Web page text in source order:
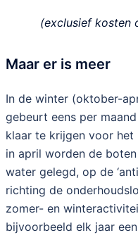
(exclusief kosten
Maar er is meer
In de winter (oktober-
gebeurt eens per
klaar te krijgen voor het
in april worden de
water gelegd, op de
richting de
zomer- en
bijvoorbeeld elk jaar